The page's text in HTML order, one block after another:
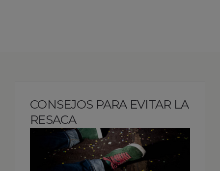
CONSEJOS PARA EVITAR LA
RESACA